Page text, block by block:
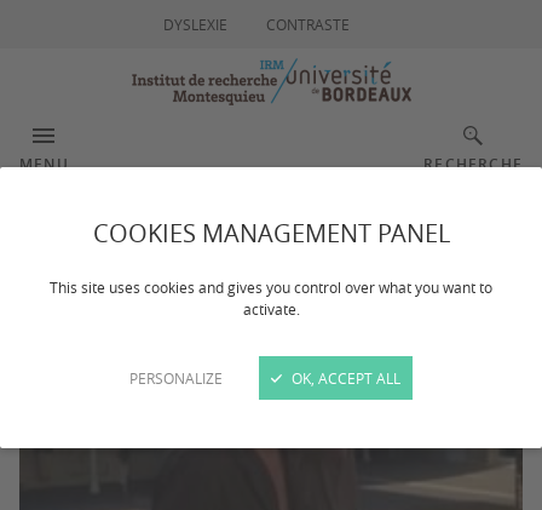
COOKIES MANAGEMENT PANEL
This site uses cookies and gives you control over what you want to
activate.
PERSONALIZE OK, ACCEPT ALL
DYSLEXIE CONTRASTE
MENU RECHERCHE
Julien GIUDICELLI